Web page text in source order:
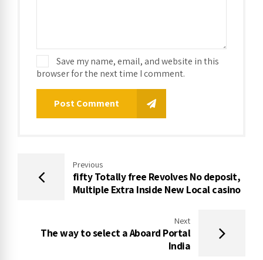
Save my name, email, and website in this
browser for the next time I comment.
Post Comment
Previous
fifty Totally free Revolves No deposit,
Multiple Extra Inside New Local casino
Next
The way to select a Aboard Portal
India